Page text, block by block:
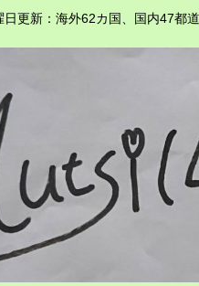
日更新：海外62カ国、国内47都